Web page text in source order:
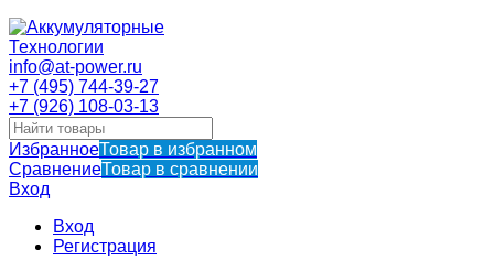
info@at-power.ru
+7 (495) 744-39-27
+7 (926) 108-03-13
ИзбранноеТовар в избранном
СравнениеТовар в сравнении
Вход
Вход
Регистрация